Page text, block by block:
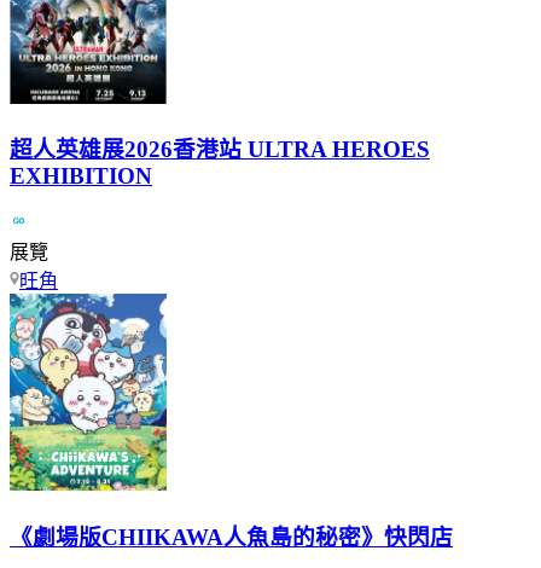
超人英雄展2026香港站 ULTRA HEROES
EXHIBITION
展覽
旺角
《劇場版CHIIKAWA人魚島的秘密》快閃店